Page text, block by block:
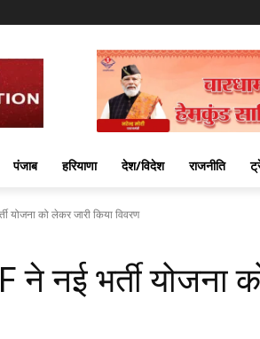
पंजाब हरियाणा देश/विदेश राजनीति
योजना को लेकर जारी किया विवरण
नई भर्ती योजना